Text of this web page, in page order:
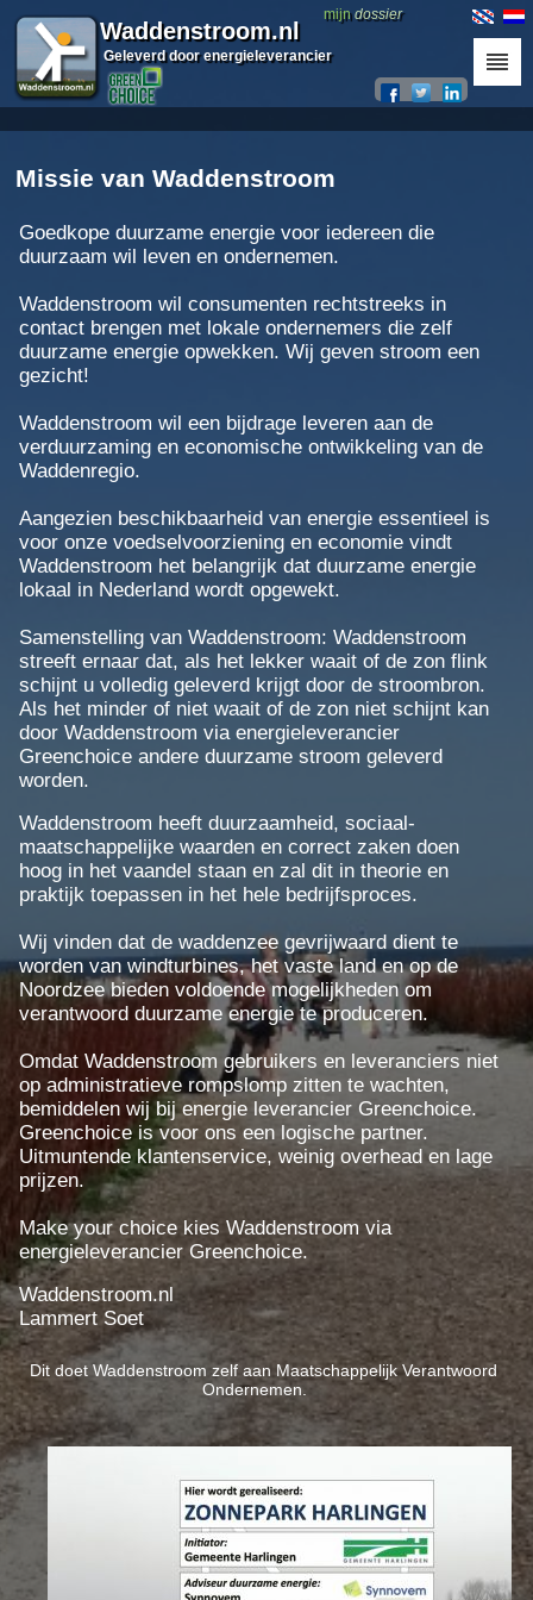
Waddenstroom.nl
Geleverd door energieleverancier
mijn dossier
Missie van Waddenstroom
Goedkope duurzame energie voor iedereen die
duurzaam wil leven en ondernemen.
Waddenstroom wil consumenten rechtstreeks in
contact brengen met lokale ondernemers die zelf
duurzame energie opwekken. Wij geven stroom een
gezicht!
Waddenstroom wil een bijdrage leveren aan de
verduurzaming en economische ontwikkeling van de
Waddenregio.
Aangezien beschikbaarheid van energie essentieel is
voor onze voedselvoorziening en economie vindt
Waddenstroom het belangrijk dat duurzame energie
lokaal in Nederland wordt opgewekt.
Samenstelling van Waddenstroom: Waddenstroom
streeft ernaar dat, als het lekker waait of de zon flink
schijnt u volledig geleverd krijgt door de stroombron.
Als het minder of niet waait of de zon niet schijnt kan
door Waddenstroom via energieleverancier
Greenchoice andere duurzame stroom geleverd
worden.
Waddenstroom heeft duurzaamheid, sociaal-
maatschappelijke waarden en correct zaken doen
hoog in het vaandel staan en zal dit in theorie en
praktijk toepassen in het hele bedrijfsproces.
Wij vinden dat de waddenzee gevrijwaard dient te
worden van windturbines, het vaste land en op de
Noordzee bieden voldoende mogelijkheden om
verantwoord duurzame energie te produceren.
Omdat Waddenstroom gebruikers en leveranciers niet
op administratieve rompslomp zitten te wachten,
bemiddelen wij bij energie leverancier Greenchoice.
Greenchoice is voor ons een logische partner.
Uitmuntende klantenservice, weinig overhead en lage
prijzen.
Make your choice kies Waddenstroom via
energieleverancier Greenchoice.
Waddenstroom.nl
Lammert Soet
Dit doet Waddenstroom zelf aan Maatschappelijk Verantwoord
Ondernemen.